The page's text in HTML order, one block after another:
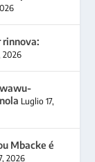
rinnova:
2026
Luglio 17,
Mbacke é
2026